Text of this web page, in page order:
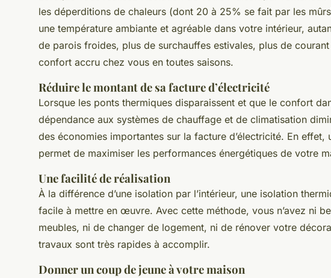
les déperditions de chaleurs (dont 20 à 25% se fait par les
une température ambiante et agréable dans votre intérieur,
de parois froides, plus de surchauffes estivales, plus de courant
confort accru chez vous en toutes saisons.
Réduire le montant de sa facture d’électricité
Lorsque les ponts thermiques disparaissent et que le confort
dépendance aux systèmes de chauffage et de climatisation
des économies importantes sur la facture d’électricité. En effet,
permet de maximiser les performances énergétiques de votre
Une facilité de réalisation
À la différence d’une isolation par l’intérieur, une isolation
facile à mettre en œuvre. Avec cette méthode, vous n’avez ni
meubles, ni de changer de logement, ni de rénover votre
travaux sont très rapides à accomplir.
Donner un coup de jeune à votre maison